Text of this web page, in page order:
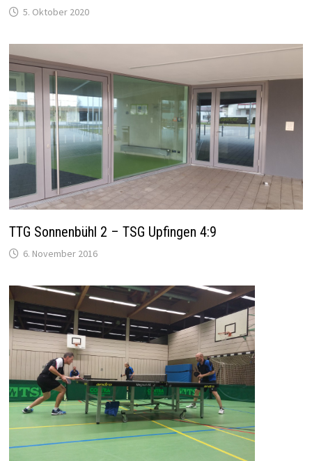
5. Oktober 2020
TTG Sonnenbühl 2 – TSG Upfingen 4:9
6. November 2016